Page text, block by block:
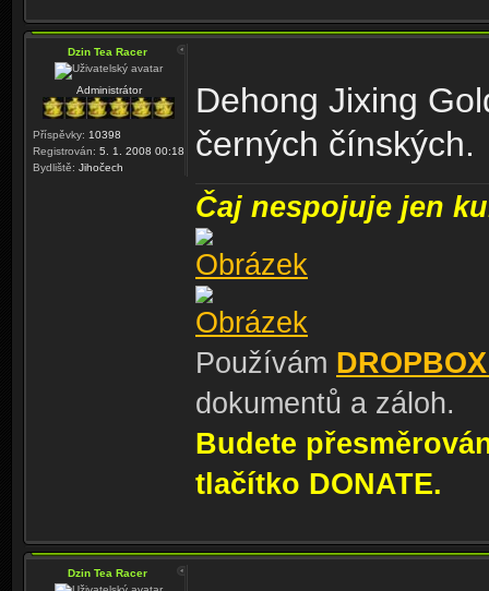
Dzin Tea Racer
Administrátor
Příspěvky: 10398
Registrován: 5. 1. 2008 00:18
Bydliště: Jihočech
Dehong Jixing
černých čínských.
Čaj nespojuje jen
Používám
dokumentů a záloh.
Budete
tlačítko DONATE.
Dzin Tea Racer